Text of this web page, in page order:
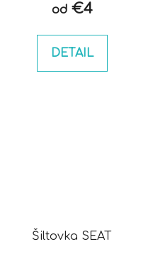
od€4
DETAIL
Šiltovka SEAT